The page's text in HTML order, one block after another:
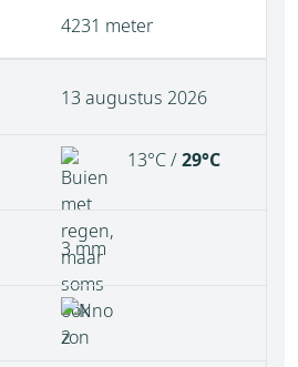
4231 meter
13 augustus 2026
13°C /29°C
3 mm